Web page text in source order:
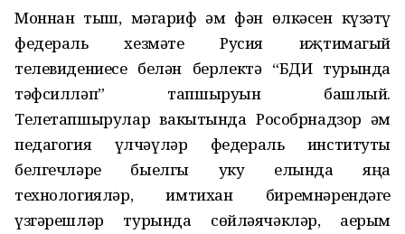
Моннан тыш, мәгариф һәм фән өлкәсен күзәтү
федераль хезмәте Русия иҗтимагый
телевидениесе белән берлектә “БДИ турында
тәфсилләп” тапшыруын башлый.
Телетапшырулар вакытында Рособрнадзор һәм
педагогия үлчәүләр федераль институты
белгечләре быелгы уку елында яңа
технологияләр, имтихан биремнәрендәге
үзгәрешләр турында сөйләячәкләр, аерым